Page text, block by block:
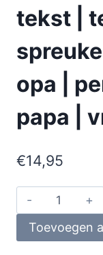
tekst |
opa |
papa |
€14,95
Toevoegen